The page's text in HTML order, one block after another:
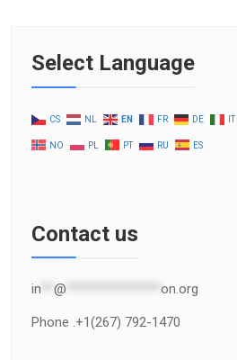
Select Language
CS NL EN FR DE IT
NO PL PT RU ES
Contact us
in @ on.org
Phone .+1(267) 792-1470